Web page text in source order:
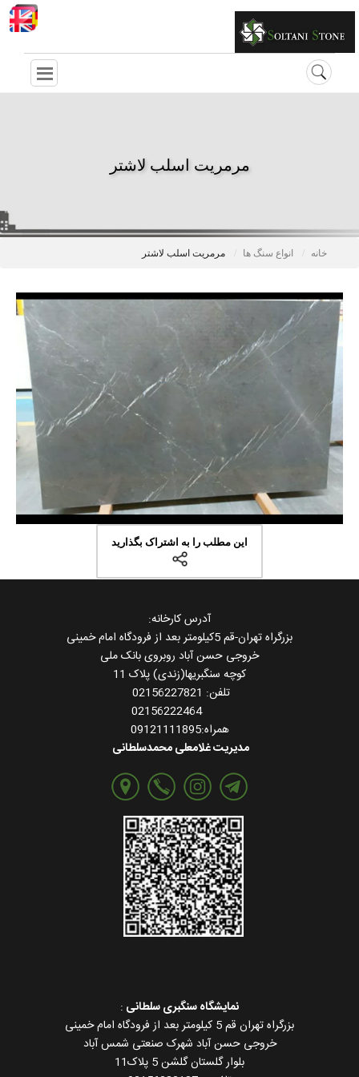
مرمریت اسلب لاشتر
خانه انواع سنگ ها مرمریت اسلب لاشتر
این مطلب را به اشتراک بگذارید
آدرس کارخانه:
بزرگراه تهران-قم 5کیلومتر بعد از فرودگاه امام خمینی
خروجی حسن آباد روبروی بانک ملی
کوچه سنگبریها(زندی) پلاک 11
تلفن: 02156227821
02156222464
همراه:09121111895
مدیریت غلامعلی محمدسلطانی
نمایشگاه سنگبری سلطانی :
بزرگراه تهران قم 5 کیلومتر بعد از فرودگاه امام خمینی
خروجی حسن آباد شهرک صنعتی شمس آباد
بلوار گلستان گلشن 5 پلاک11